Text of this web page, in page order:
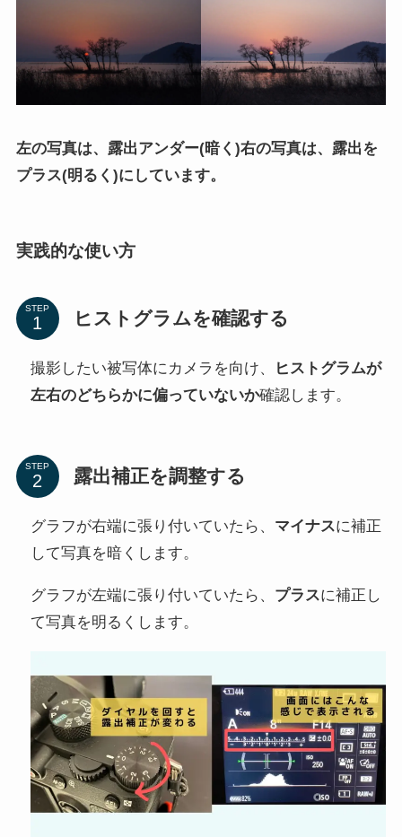
左の写真は、露出アンダー(暗く)右の写真は、露出を
プラス(明るく)にしています。
実践的な使い方
STEP ヒストグラムを確認する
撮影したい被写体にカメラを向け、
ヒストグラムが
左右のどちらかに偏っていないか確認します。
STEP 露出補正を調整する
グラフが右端に張り付いていたら、 マイナスに補正
して写真を暗くします。
グラフが左端に張り付いていたら、 プラスに補正し
て写真を明るくします。